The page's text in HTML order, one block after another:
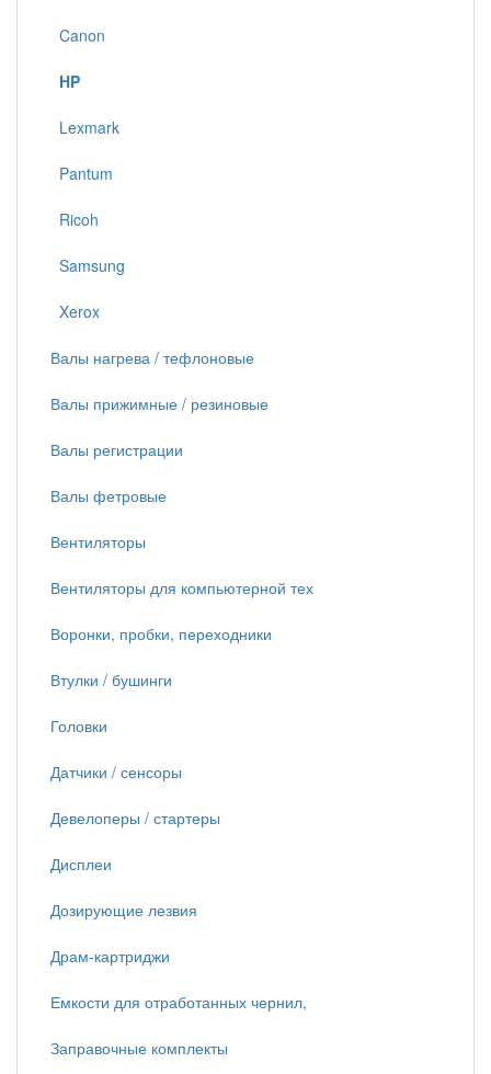
Canon
HP
Lexmark
Pantum
Ricoh
Samsung
Xerox
Валы нагрева / тефлоновые
Валы прижимные / резиновые
Валы регистрации
Валы фетровые
Вентиляторы
Вентиляторы для компьютерной тех
Воронки, пробки, переходники
Втулки / бушинги
Головки
Датчики / сенсоры
Девелоперы / стартеры
Дисплеи
Дозирующие лезвия
Драм-картриджи
Емкости для отработанных чернил,
Заправочные комплекты